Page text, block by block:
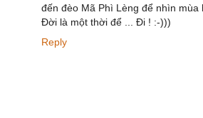
đến đèo Mã Phì Lèng để nhìn mùa
Đời là một thời để ... Đi ! :-)))
Reply